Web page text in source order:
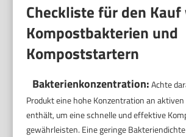
Checkliste für den Kauf
Kompostbakterien und
Kompoststartern
Bakterienkonzentration:Achte
Produkt eine hohe Konzentration an
enthält, um eine schnelle und effektive
gewährleisten. Eine geringe